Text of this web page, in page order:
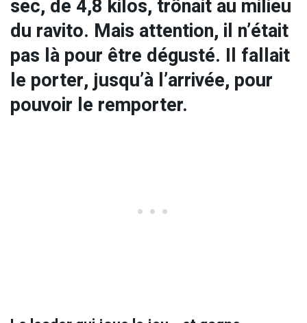
sec, de 4,8 kilos, trônait au milieu
du ravito. Mais attention, il n’était
pas là pour être dégusté. Il fallait
le porter, jusqu’à l’arrivée, pour
pouvoir le remporter.